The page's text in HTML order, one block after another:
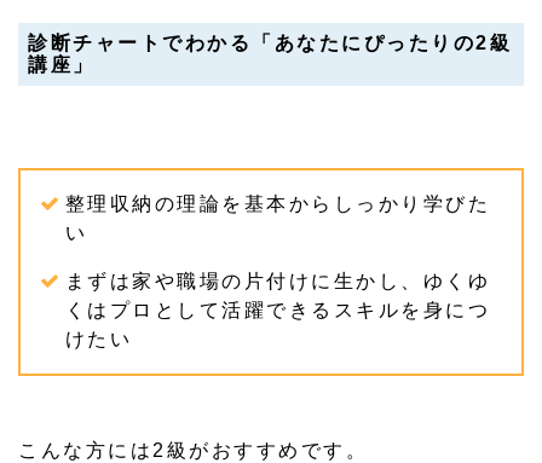
診断チャートでわかる「あなたにぴったりの2級
講座」
整理収納の理論を基本からしっかり学びた
い
まずは家や職場の片付けに生かし、ゆくゆ
くはプロとして活躍できるスキルを身につ
けたい
こんな方には2級がおすすめです。